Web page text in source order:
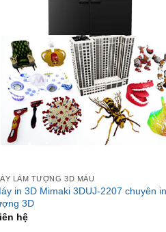
LÀM TƯỢNG 3D MÀU
in 3D Mimaki 3DUJ-2207 chuyên in
3D
hệ